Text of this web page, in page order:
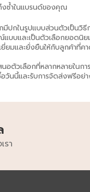
งซ้ำในแบรนด์ของคุณ
ปกในรูปแบบส่วนตัวเป็นวิ
บบและเป็นตัวเลือกยอดนิย
ยี่ยมและยั่งยืนให้กับลูกค้าที่
นอตัวเลือกที่หลากหลายใน
วันนี้และรับการจัดส่งฟรีอย่
รา